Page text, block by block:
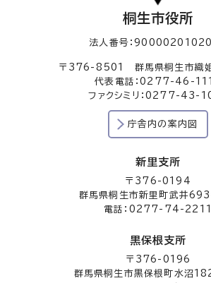
桐生市役所
法人番号：
〒376-8501 群馬県桐生市織
代表電話：0277-46-
ファクシミリ：0277-43-
庁舎内の案内図
新里支所
〒376-0194
群馬県桐生市新里町武井693
電話：0277-74-2211
黒保根支所
〒376-0196
群馬県桐生市黒保根町水沼